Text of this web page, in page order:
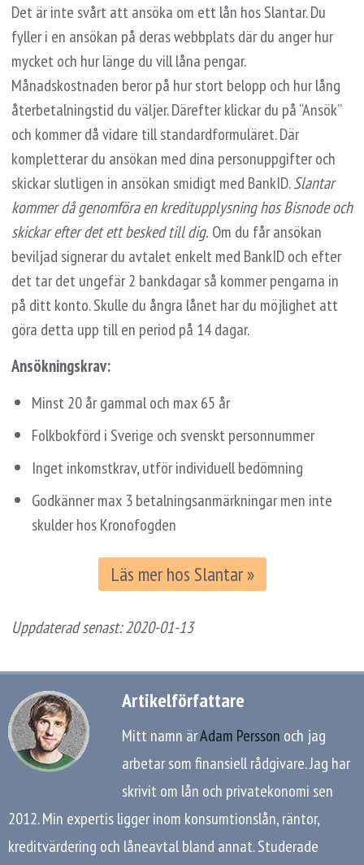
Det är inte svårt att ansöka om ett lån hos Slantar. Du
fyller i en ansökan på deras webbplats där du anger hur
mycket och hur länge du vill låna pengar.
Månadskostnaden beror på hur stort belopp och hur lång
återbetalningstid du väljer. Därefter klickar du på “Ansök”
och kommer då vidare till standardformuläret. Där
kompletterar du ansökan med dina personuppgifter och
skickar slutligen in ansökan smidigt med BankID.Slantar
kommer då genomföra en kreditupplysning hos Bisnode och
skickar efter det ett besked till dig. Om du får ansökan
beviljad signerar du avtalet enkelt med BankID och efter
det tar det ungefär 2 bankdagar så kommer pengarna in
på ditt konto. Skulle du ångra lånet har du möjlighet att
göra detta upp till en period på 14 dagar.
Ansökningskrav:
Minst 20 år gammal och max 65 år
Folkbokförd i Sverige och svenskt personnummer
Inget inkomstkrav, utför individuell bedömning
Godkänner max 3 betalningsanmärkningar men inte
skulder hos Kronofogden
Läs mer hos Slantar »
Uppdaterad senast:2020-01-13
Artikelförfattare
Mitt namn ärAdam Persson och jag
arbetar som finansiell rådgivare. Jag har
skrivit om lån och privatekonomi sen
2012. Min expertis ligger inom konsumtionslån, räntor,
kreditvärdering och låneavtal bland annat. Studerade